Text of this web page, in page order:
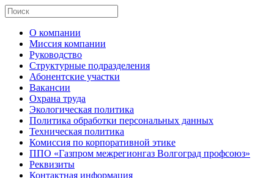
О компании
Миссия компании
Руководство
Структурные подразделения
Абонентские участки
Вакансии
Охрана труда
Экологическая политика
Политика обработки персональных данных
Техническая политика
Комиссия по корпоративной этике
ППО «Газпром межрегионгаз Волгоград профсоюз»
Реквизиты
Контактная информация